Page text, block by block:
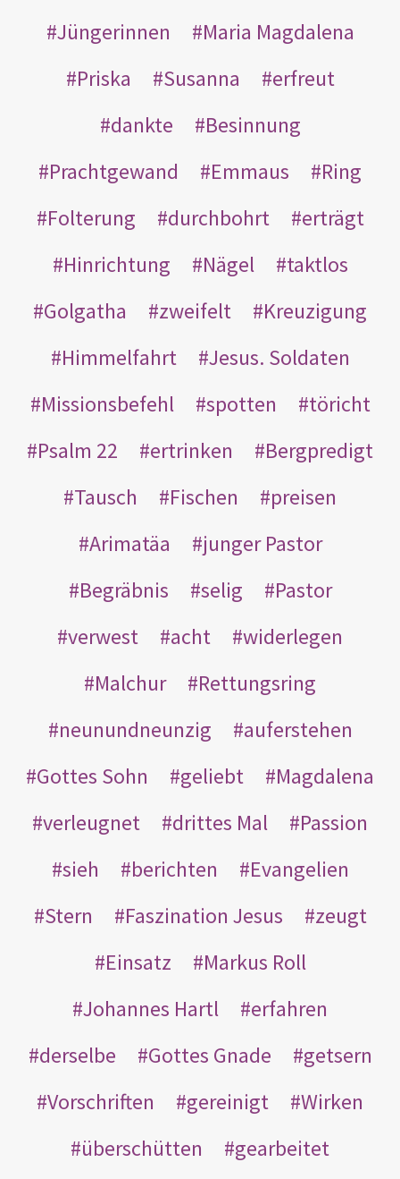
Jüngerinnen
Maria Magdalena
Priska
Susanna
erfreut
dankte
Besinnung
Prachtgewand
Emmaus
Ring
Folterung
durchbohrt
erträgt
Hinrichtung
Nägel
taktlos
Golgatha
zweifelt
Kreuzigung
Himmelfahrt
Jesus. Soldaten
Missionsbefehl
spotten
töricht
Psalm 22
ertrinken
Bergpredigt
Tausch
Fischen
preisen
Arimatäa
junger Pastor
Begräbnis
selig
Pastor
verwest
acht
widerlegen
Malchur
Rettungsring
neunundneunzig
auferstehen
Gottes Sohn
geliebt
Magdalena
verleugnet
drittes Mal
Passion
sieh
berichten
Evangelien
Stern
Faszination Jesus
zeugt
Einsatz
Markus Roll
Johannes Hartl
erfahren
derselbe
Gottes Gnade
getsern
Vorschriften
gereinigt
Wirken
überschütten
gearbeitet